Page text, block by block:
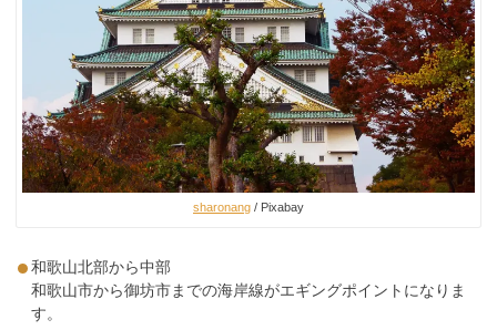
sharonang / Pixabay
和歌山北部から中部
和歌山市から御坊市までの海岸線がエギングポイントになりま
す。